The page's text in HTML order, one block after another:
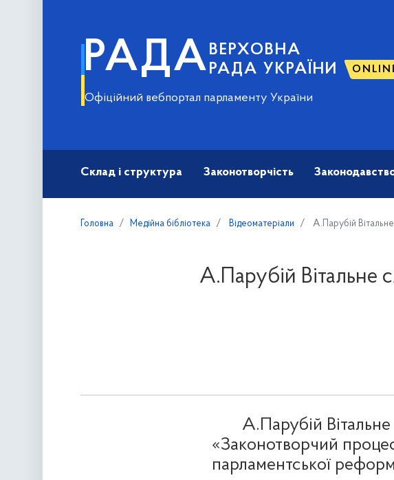
РАДА ВЕРХОВНА
РАДА УКРАЇНИ
Офіційний вебпортал парламенту України
Склад і структура Законотворчість
Головна Медійна бібліотека Відеоматеріали А.Парубій Вітальне
А.Парубій Вітальне
А.Парубій Вітальне
«Законотворчий процес
парламентської